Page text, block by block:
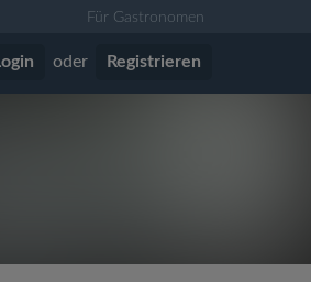
Für Gastronomen
oder Registrieren